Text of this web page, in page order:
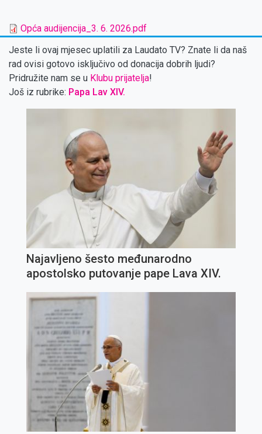
Opća audijencija_3. 6. 2026.pdf
Jeste li ovaj mjesec uplatili za Laudato TV? Znate li da naš
rad ovisi gotovo isključivo od donacija dobrih ljudi?
Pridružite nam se u Klubu prijatelja!
Još iz rubrike: Papa Lav XIV.
Najavljeno šesto međunarodno
apostolsko putovanje pape Lava XIV.